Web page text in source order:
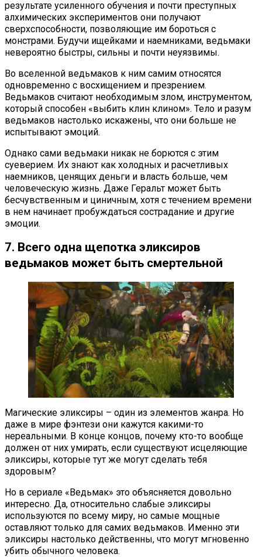
результате усиленного обучения и почти преступных
алхимических экспериментов они получают
сверхспособности, позволяющие им бороться с
монстрами. Будучи ищейками и наемниками, ведьмаки
невероятно быстры, сильны и почти неуязвимы.
Во вселенной ведьмаков к ним самим относятся
одновременно с восхищением и презрением.
Ведьмаков считают необходимым злом, инструментом,
который способен «выбить клин клином». Тело и разум
ведьмаков настолько искажены, что они больше не
испытывают эмоций.
Однако сами ведьмаки никак не борются с этим
суеверием. Их знают как холодных и расчетливых
наемников, ценящих деньги и власть больше, чем
человеческую жизнь. Даже Геральт может быть
бесчувственным и циничным, хотя с течением времени
в нем начинает пробуждаться сострадание и другие
эмоции.
7. Всего одна щепотка эликсиров
ведьмаков может быть смертельной
Магические эликсиры – один из элементов жанра. Но
даже в мире фэнтези они кажутся какими-то
нереальными. В конце концов, почему кто-то вообще
должен от них умирать, если существуют исцеляющие
эликсиры, которые тут же могут сделать тебя
здоровым?
Но в сериале «Ведьмак» это объясняется довольно
интересно. Да, относительно слабые эликсиры
используются по всему миру, но самые мощные
оставляют только для самих ведьмаков. Именно эти
эликсиры настолько действенны, что могут мгновенно
убить обычного человека.